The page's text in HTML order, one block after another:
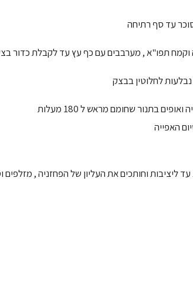
וחותכים את העליון של הפחזניה , מזלפים